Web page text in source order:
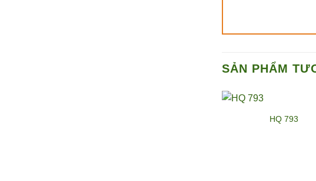
SẢN PHẨM
HQ 793